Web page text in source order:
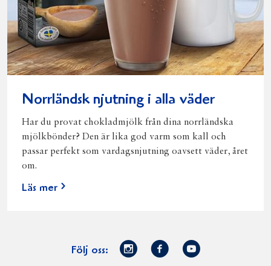
Norrländsk njutning i alla väder
Har du provat chokladmjölk från dina norrländska
mjölkbönder? Den är lika god varm som kall och
passar perfekt som vardagsnjutning oavsett väder, året
om.
Läs mer
Följ oss:
Norrmejerier
Facebook
Youtube